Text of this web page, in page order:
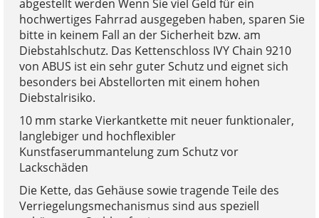
abgestellt werden Wenn Sie viel Geld für ein
hochwertiges Fahrrad ausgegeben haben, sparen Sie
bitte in keinem Fall an der Sicherheit bzw. am
Diebstahlschutz. Das Kettenschloss IVY Chain 9210
von ABUS ist ein sehr guter Schutz und eignet sich
besonders bei Abstellorten mit einem hohen
Diebstalrisiko.
10 mm starke Vierkantkette mit neuer funktionaler,
langlebiger und hochflexibler
Kunstfaserummantelung zum Schutz vor
Lackschäden
Die Kette, das Gehäuse sowie tragende Teile des
Verriegelungsmechanismus sind aus speziell